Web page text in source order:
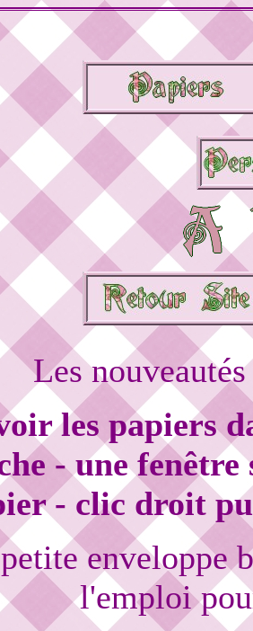
Les
les papiers
- une
- clic droit
enveloppe
l'emploi